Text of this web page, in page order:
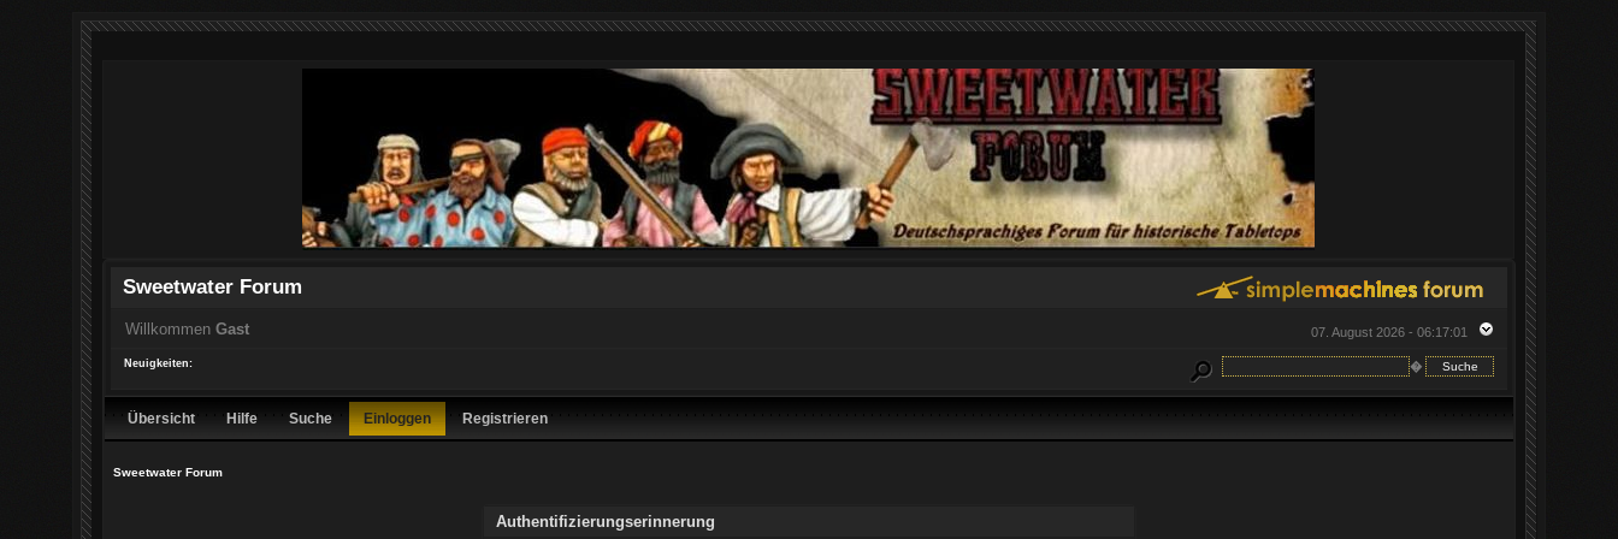
Sweetwater Forum
07. August 2026 - 06:17:01
Willkommen Gast
�
Neuigkeiten:
Übersicht Hilfe Suche Einloggen Registrieren
Sweetwater Forum
Authentifizierungserinnerung